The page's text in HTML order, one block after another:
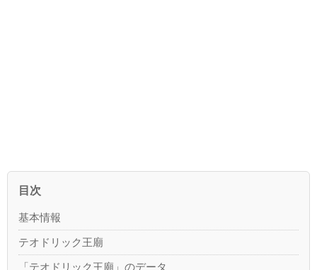
目次
基本情報
テオドリック王廟
「テオドリック王廟」のデータ